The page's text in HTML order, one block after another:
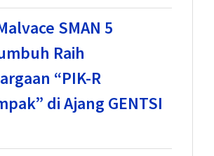
SMAN 5
Raih
“PIK-R
di Ajang GENTSI